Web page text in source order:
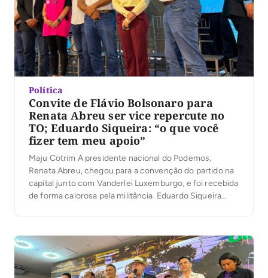
Política
Convite de Flávio Bolsonaro para
Renata Abreu ser vice repercute no
TO; Eduardo Siqueira: “o que você
fizer tem meu apoio”
Maju Cotrim A presidente nacional do Podemos,
Renata Abreu, chegou para a convenção do partido na
capital junto com Vanderlei Luxemburgo, e foi recebida
de forma calorosa pela militância. Eduardo Siqueira
que ela […]